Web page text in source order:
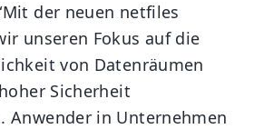
der neuen netfiles
unseren Fokus auf die
von Datenräumen
Sicherheit
Anwender in Unternehmen